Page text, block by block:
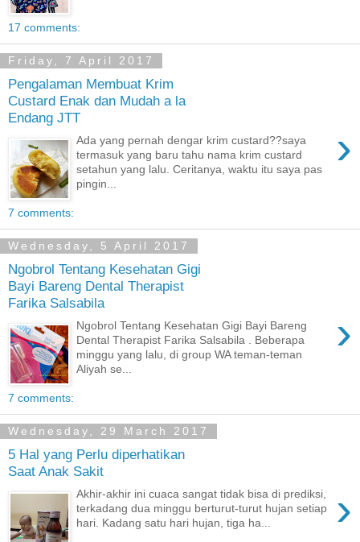
17 comments:
Friday, 7 April 2017
Pengalaman Membuat Krim
Custard Enak dan Mudah a la
Endang JTT
›
Ada yang pernah dengar krim custard??saya
termasuk yang baru tahu nama krim custard
setahun yang lalu. Ceritanya, waktu itu saya pas
pingin...
7 comments:
Wednesday, 5 April 2017
Ngobrol Tentang Kesehatan Gigi
Bayi Bareng Dental Therapist
Farika Salsabila
›
Ngobrol Tentang Kesehatan Gigi Bayi Bareng
Dental Therapist Farika Salsabila . Beberapa
minggu yang lalu, di group WA teman-teman
Aliyah se...
7 comments:
Wednesday, 29 March 2017
5 Hal yang Perlu diperhatikan
Saat Anak Sakit
›
Akhir-akhir ini cuaca sangat tidak bisa di prediksi,
terkadang dua minggu berturut-turut hujan setiap
hari. Kadang satu hari hujan, tiga ha...